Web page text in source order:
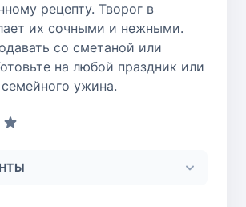
рецепту. Творог в
их сочными и нежными.
со сметаной или
на любой праздник или
ужина.